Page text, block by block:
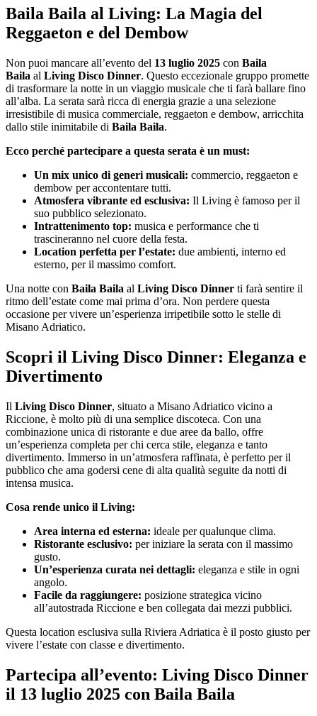
Baila Baila al Living: La Magia del
Reggaeton e del Dembow
Non puoi mancare all’evento del 13 luglio 2025 con Baila
Baila al Living Disco Dinner. Questo eccezionale gruppo promette
di trasformare la notte in un viaggio musicale che ti farà ballare fino
all’alba. La serata sarà ricca di energia grazie a una selezione
irresistibile di musica commerciale, reggaeton e dembow, arricchita
dallo stile inimitabile di Baila Baila.
Ecco perché partecipare a questa serata è un must:
Un mix unico di generi musicali: commercio, reggaeton e
dembow per accontentare tutti.
Atmosfera vibrante ed esclusiva: Il Living è famoso per il
suo pubblico selezionato.
Intrattenimento top: musica e performance che ti
trascineranno nel cuore della festa.
Location perfetta per l’estate: due ambienti, interno ed
esterno, per il massimo comfort.
Una notte con Baila Baila al Living Disco Dinner ti farà sentire il
ritmo dell’estate come mai prima d’ora. Non perdere questa
occasione per vivere un’esperienza irripetibile sotto le stelle di
Misano Adriatico.
Scopri il Living Disco Dinner: Eleganza e
Divertimento
Il Living Disco Dinner, situato a Misano Adriatico vicino a
Riccione, è molto più di una semplice discoteca. Con una
combinazione unica di ristorante e due aree da ballo, offre
un’esperienza completa per chi cerca stile, eleganza e tanto
divertimento. Immerso in un’atmosfera raffinata, è perfetto per il
pubblico che ama godersi cene di alta qualità seguite da notti di
intensa musica.
Cosa rende unico il Living:
Area interna ed esterna: ideale per qualunque clima.
Ristorante esclusivo: per iniziare la serata con il massimo
gusto.
Un’esperienza curata nei dettagli: eleganza e stile in ogni
angolo.
Facile da raggiungere: posizione strategica vicino
all’autostrada Riccione e ben collegata dai mezzi pubblici.
Questa location esclusiva sulla Riviera Adriatica è il posto giusto per
vivere l’estate con classe e divertimento.
Partecipa all’evento: Living Disco Dinner
il 13 luglio 2025 con Baila Baila